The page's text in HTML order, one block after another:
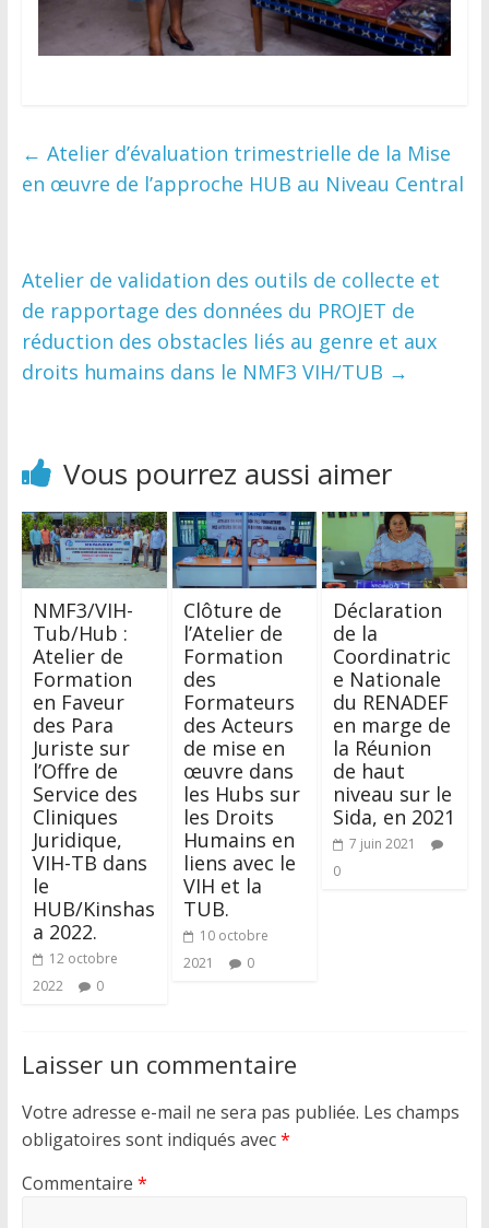
← Atelier d’évaluation trimestrielle de la Mise
en œuvre de l’approche HUB au Niveau Central
Atelier de validation des outils de collecte et
de rapportage des données du PROJET de
réduction des obstacles liés au genre et aux
droits humains dans le NMF3 VIH/TUB →
Vous pourrez aussi aimer
NMF3/VIH-
Tub/Hub :
Atelier de
Formation
en Faveur
des Para
Juriste sur
l’Offre de
Service des
Cliniques
Juridique,
VIH-TB dans
le
HUB/Kinshas
a 2022.
12 octobre
2022
0
Clôture de
l’Atelier de
Formation
des
Formateurs
des Acteurs
de mise en
œuvre dans
les Hubs sur
les Droits
Humains en
liens avec le
VIH et la
TUB.
10 octobre
2021
0
Déclaration
de la
Coordinatric
e Nationale
du RENADEF
en marge de
la Réunion
de haut
niveau sur le
Sida, en 2021
7 juin 2021
0
Laisser un commentaire
Votre adresse e-mail ne sera pas publiée. Les champs
obligatoires sont indiqués avec*
Commentaire *